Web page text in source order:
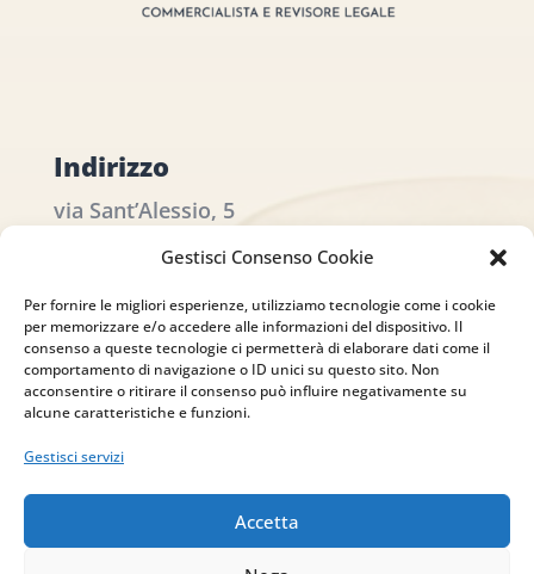
Gestisci Consenso Cookie
Per fornire le migliori esperienze, utilizziamo tecnologie come i cookie
per memorizzare e/o accedere alle informazioni del dispositivo. Il
consenso a queste tecnologie ci permetterà di elaborare dati come il
comportamento di navigazione o ID unici su questo sito. Non
acconsentire o ritirare il consenso può influire negativamente su
alcune caratteristiche e funzioni.
Gestisci servizi
Accetta
Indirizzo
via Sant’Alessio, 5
Email
info@studiopizzano.it
P.IVA
IT02754810642
ISCRIVITI ALLA
NEWSLETTER